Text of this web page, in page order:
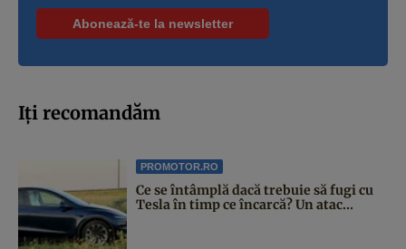
Iți recomandăm
PROMOTOR.RO
Ce se întâmplă dacă trebuie să fugi cu
Tesla în timp ce încarcă? Un atac...